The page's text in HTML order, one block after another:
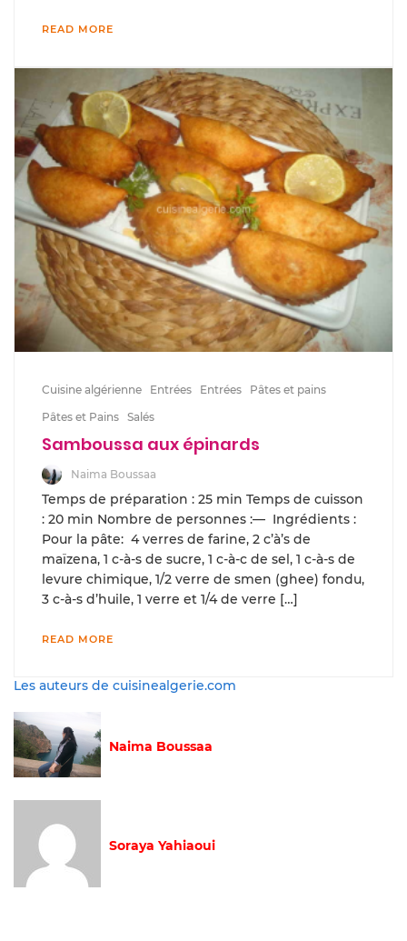
READ MORE
Cuisine algérienne Entrées Entrées
Pâtes et pains
Pâtes et Pains Salés
Samboussa aux épinards
Naima Boussaa
Temps de préparation : 25 min Temps de cuisson
: 20 min Nombre de personnes :— Ingrédients :
Pour la pâte: 4 verres de farine, 2 c’à’s de
maïzena, 1 c-à-s de sucre, 1 c-à-c de sel, 1 c-à-s de
levure chimique, 1/2 verre de smen (ghee) fondu,
3 c-à-s d’huile, 1 verre et 1/4 de verre […]
READ MORE
Les auteurs de cuisinealgerie.com
Naima Boussaa
Soraya Yahiaoui